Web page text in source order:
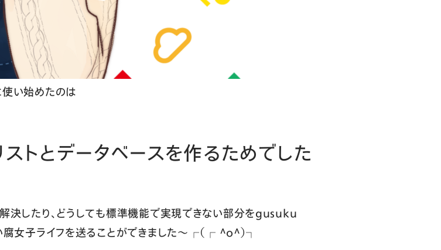
い始めたのは
トとデータベースを作るためでした
したり、どうしても標準機能で実現できない部分をgusuku
女子ライフを送ることができました〜┌（┌ ＾o＾）┐